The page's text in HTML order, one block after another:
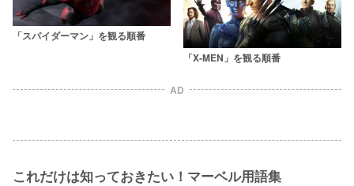
「スパイダーマン」を観る順番
「X-MEN」を観る順番
AD
これだけは知っておきたい！マーベル用語集